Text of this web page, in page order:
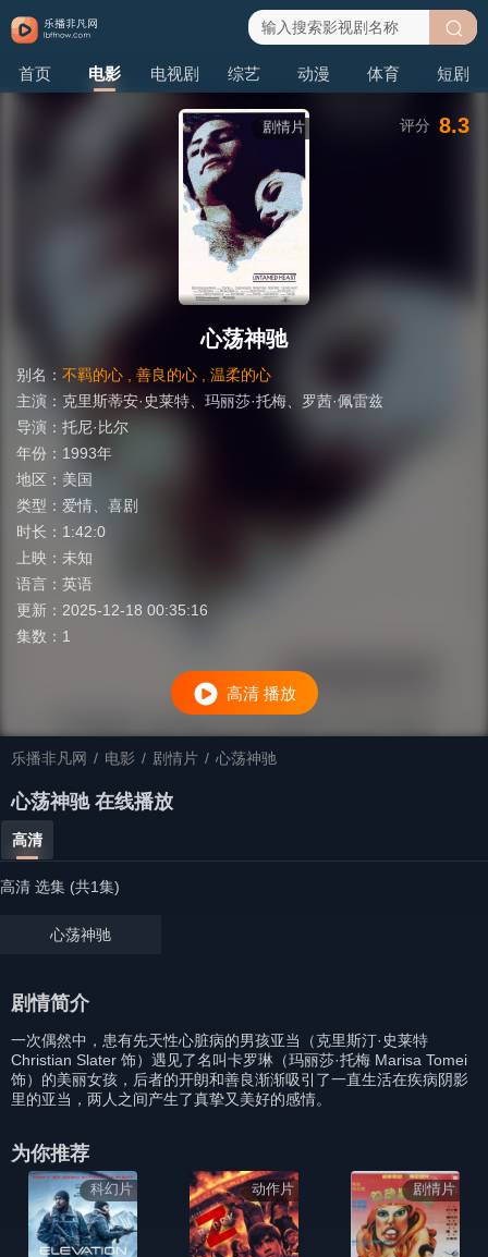
首页 电影 电视剧 综艺 动漫 体育 短剧
搜
剧情片
心荡神驰
别名： 不羁的心 , 善良的心 , 温柔的心
主演： 克里斯蒂安·史莱特 玛丽莎·托梅
罗茜·佩雷兹
导演： 托尼·比尔
年份： 1993年
地区： 美国
类型： 爱情
喜剧
时长： 1:42:0
上映： 未知
语言： 英语
更新： 2025-12-18 00:35:16
集数： 1
评分 8.3
高清 播放
乐播非凡网 / 电影 / 剧情片 / 心荡神驰
心荡神驰 在线播放
高清
高清 选集 (共1集)
心荡神驰
剧情简介
一次偶然中，患有先天性心脏病的男孩亚当（克里斯汀·史莱特
Christian Slater 饰）遇见了名叫卡罗琳（玛丽莎·托梅 Marisa Tomei
饰）的美丽女孩，后者的开朗和善良渐渐吸引了一直生活在疾病阴影
里的亚当，两人之间产生了真挚又美好的感情。
为你推荐
科幻片 动作片 剧情片